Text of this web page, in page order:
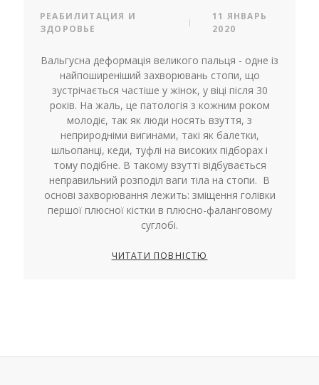
РЕАБИЛИТАЦИЯ И
ЗДОРОВЬЕ
11 ЯНВАРЬ
2020
Вальгусна деформація великого пальця - одне із
найпоширеніший захворювань стопи, що
зустрічається частіше у жінок, у віці після 30
років. На жаль, це патологія з кожним роком
молодіє, так як люди носять взуття, з
неприродніми вигинами, такі як балетки,
шльопанці, кеди, туфлі на високих підборах і
тому подібне. В такому взутті відбувається
неправильний розподіл ваги тіла на стопи. В
основі захворювання лежить: зміщення голівки
першої плюсної кістки в плюсно-фаланговому
суглобі.
ЧИТАТИ ПОВНІСТЮ